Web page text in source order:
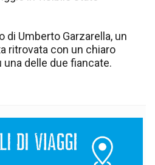
di Umberto Garzarella, un
ritrovata con un chiaro
delle due fiancate.